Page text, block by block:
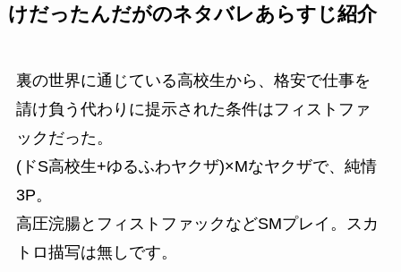
けだったんだがのネタバレあらすじ紹介
裏の世界に通じている高校生から、格安で仕事を
請け負う代わりに提示された条件はフィストファ
ックだった。
(ドS高校生+ゆるふわヤクザ)×Mなヤクザで、純情
3P。
高圧浣腸とフィストファックなどSMプレイ。スカ
トロ描写は無しです。